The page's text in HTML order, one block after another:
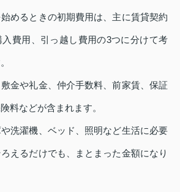
めるときの初期費用は、主に賃貸契約
費用、引っ越し費用の3つに分けて考
金や礼金、仲介手数料、前家賃、保証
料などが含まれます。
洗濯機、ベッド、照明など生活に必要
えるだけでも、まとまった金額になり